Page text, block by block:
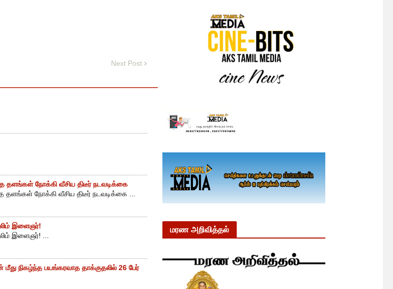
Next Post
தளங்கள் நோக்கி வீசிய திடீர் நடவடிக்கை
நோக்கி வீசிய திடீர் நடவடிக்கை ...
இளைஞர்!
இளைஞர்! ...
நிகழ்ந்த பயங்கரவாத தாக்குதலில் 26 பேர்
மரண அறிவித்தல்